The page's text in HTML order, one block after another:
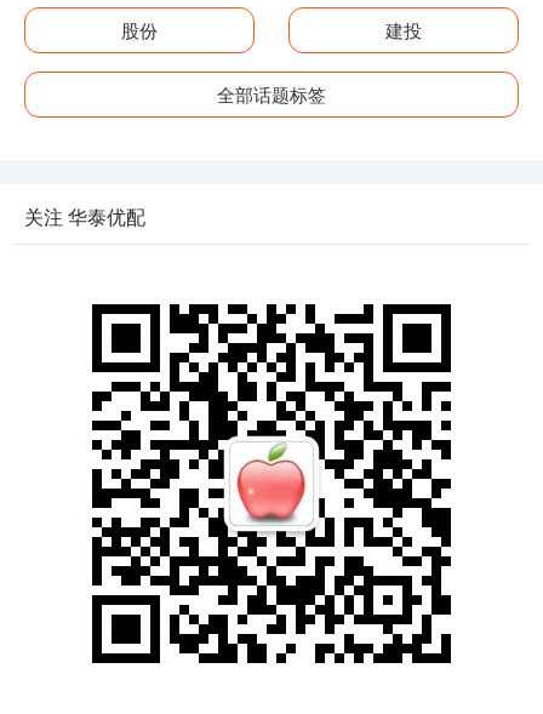
股份 建投
全部话题标签
关注 华泰优配